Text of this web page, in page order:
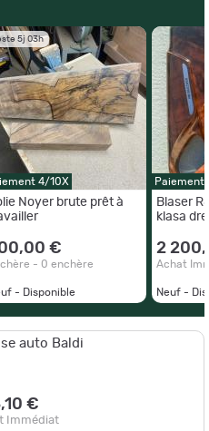
auto Baldi
€
Immédiat
5j 03h
4/10X
Noyer brute prêt à
€
- 0 enchère
- Disponible
Paiement
Blaser
klasa
2
Achat
Neuf -